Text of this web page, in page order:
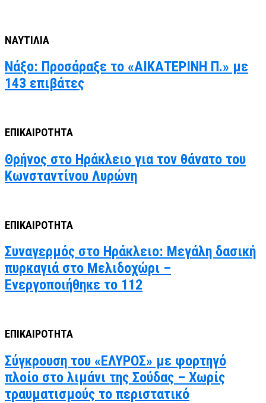
ΝΑΥΤΙΛΙΑ
Νάξο: Προσάραξε το «ΑΙΚΑΤΕΡΙΝΗ Π.» με
143 επιβάτες
ΕΠΙΚΑΙΡΟΤΗΤΑ
Θρήνος στο Ηράκλειο για τον θάνατο του
Κωνσταντίνου Λυρώνη
ΕΠΙΚΑΙΡΟΤΗΤΑ
Συναγερμός στο Ηράκλειο: Μεγάλη δασική
πυρκαγιά στο Μελιδοχώρι –
Ενεργοποιήθηκε το 112
ΕΠΙΚΑΙΡΟΤΗΤΑ
Σύγκρουση του «ΕΛΥΡΟΣ» με φορτηγό
πλοίο στο λιμάνι της Σούδας – Χωρίς
τραυματισμούς το περιστατικό